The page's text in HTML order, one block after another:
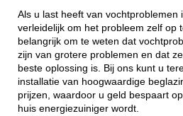
Als u last heeft van vochtproblemen
verleidelijk om het probleem zelf op
belangrijk om te weten dat
zijn van grotere problemen en dat
beste oplossing is. Bij ons kunt u
installatie van hoogwaardige
prijzen, waardoor u geld bespaart
huis energiezuiniger wordt.